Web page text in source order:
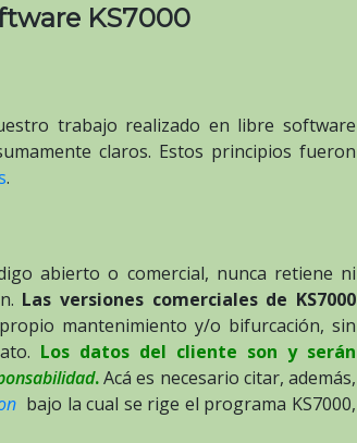
KS7000
trabajo realizado en libre software
claros. Estos principios fueron
.
abierto o comercial, nunca retiene ni
Las versiones comerciales de KS7000
mantenimiento y/o bifurcación, sin
Los datos del cliente son y serán
.Acá es necesario citar, además,
bajo la cual se rige el programa KS7000,